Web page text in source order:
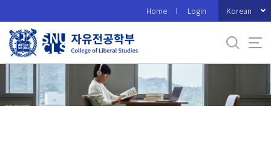
로
메
Home Login Korean